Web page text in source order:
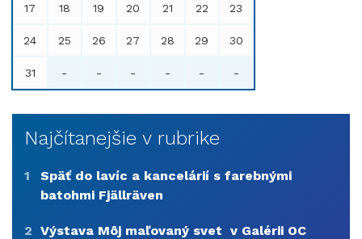
17 18 19 20 21 22 23
24 25 26 27 28 29 30
31 - - - - - -
Najčítanejšie v rubrike
1
Späť do lavíc a kancelárií s farebnými
batohmi Fjällräven
2 Výstava Môj maľovaný svet v Galérii OC